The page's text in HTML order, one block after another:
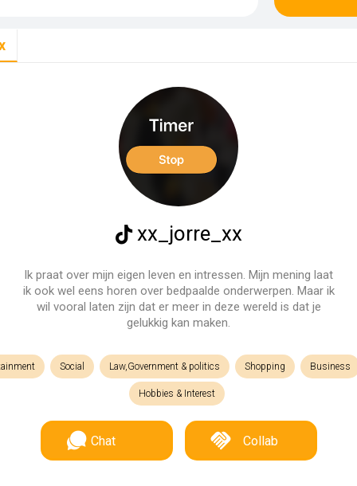
xx_jorre_xx
Ik praat over mijn eigen leven en intressen. Mijn mening laat
ik ook wel eens horen over bedpaalde onderwerpen. Maar ik
wil vooral laten zijn dat er meer in deze wereld is dat je
gelukkig kan maken.
Social Law,Government & politics Shopping Business
Hobbies & Interest
Chat Collab